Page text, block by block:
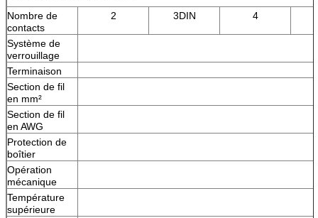
Nombre de
contacts
2 3DIN 4
Système de
verrouillage
Terminaison
Section de fil
en mm²
Section de fil
en AWG
Protection de
boîtier
Opération
mécanique
Température
supérieure